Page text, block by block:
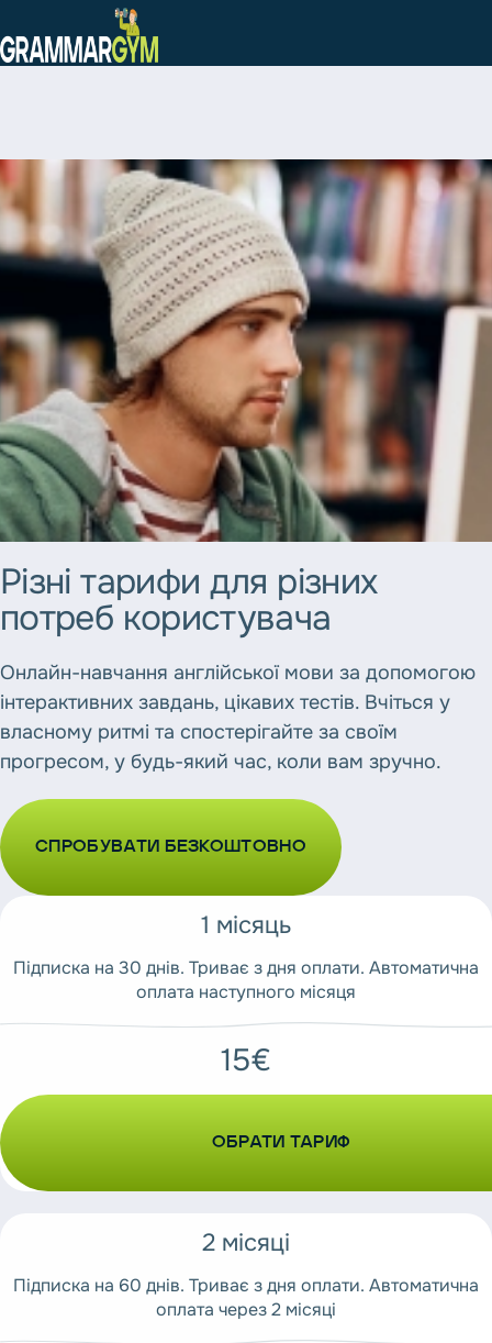
Різні тарифи для різних
потреб користувача
Онлайн-навчання англійської мови за допомогою
інтерактивних завдань, цікавих тестів. Вчіться у
власному ритмі та спостерігайте за своїм
прогресом, у будь-який час, коли вам зручно.
СПРОБУВАТИ БЕЗКОШТОВНО
1 місяць
Підписка на 30 днів. Триває з дня оплати. Автоматична
оплата наступного місяця
15€
ОБРАТИ ТАРИФ
2 місяці
Підписка на 60 днів. Триває з дня оплати. Автоматична
оплата через 2 місяці